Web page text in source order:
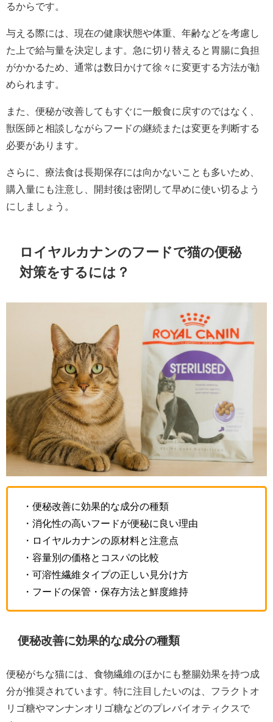
るからです。
与える際には、現在の健康状態や体重、年齢などを考慮し
た上で給与量を決定します。急に切り替えると胃腸に負担
がかかるため、通常は数日かけて徐々に変更する方法が勧
められます。
また、便秘が改善してもすぐに一般食に戻すのではなく、
獣医師と相談しながらフードの継続または変更を判断する
必要があります。
さらに、療法食は長期保存には向かないことも多いため、
購入量にも注意し、開封後は密閉して早めに使い切るよう
にしましょう。
ロイヤルカナンのフードで猫の便秘
対策をするには？
・便秘改善に効果的な成分の種類
・消化性の高いフードが便秘に良い理由
・ロイヤルカナンの原材料と注意点
・容量別の価格とコスパの比較
・可溶性繊維タイプの正しい見分け方
・フードの保管・保存方法と鮮度維持
便秘改善に効果的な成分の種類
便秘がちな猫には、食物繊維のほかにも整腸効果を持つ成
分が推奨されています。特に注目したいのは、フラクトオ
リゴ糖やマンナンオリゴ糖などのプレバイオティクスで